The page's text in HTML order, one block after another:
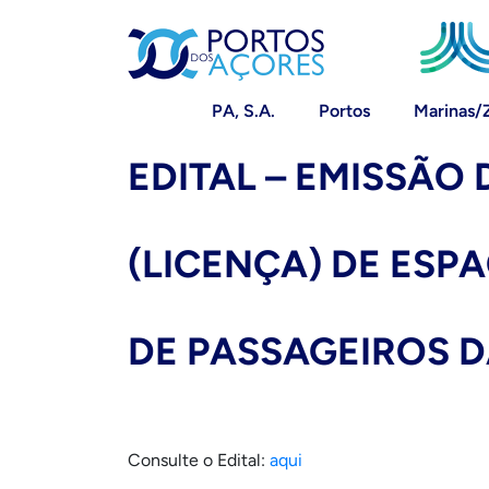
PA, S.A. Portos Marinas/
EDITAL – EMISSÃO
(LICENÇA) DE
DE PASSAGEIROS
Consulte o Edital: aqui